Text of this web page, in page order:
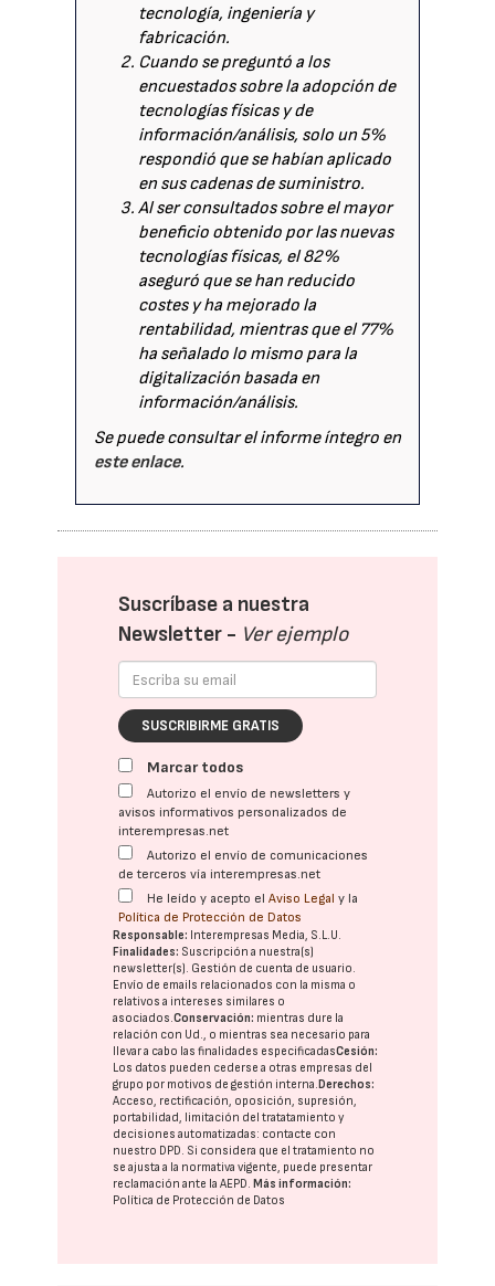
tecnología, ingeniería y
fabricación.
Cuando se preguntó a los
encuestados sobre la adopción de
tecnologías físicas y de
información/análisis, solo un 5%
respondió que se habían aplicado
en sus cadenas de suministro.
Al ser consultados sobre el mayor
beneficio obtenido por las nuevas
tecnologías físicas, el 82%
aseguró que se han reducido
costes y ha mejorado la
rentabilidad, mientras que el 77%
ha señalado lo mismo para la
digitalización basada en
información/análisis.
Se puede consultar el informe íntegro en
este enlace.
Suscríbase a nuestra
Newsletter - Ver ejemplo
SUSCRIBIRME GRATIS
Marcar todos
Autorizo el envío de newsletters y
avisos informativos personalizados de
interempresas.net
Autorizo el envío de comunicaciones
de terceros vía interempresas.net
He leído y acepto elAviso Legal y la
Política de Protección de Datos
Responsable: Interempresas Media, S.L.U.
Finalidades: Suscripción a nuestra(s)
newsletter(s). Gestión de cuenta de usuario.
Envío de emails relacionados con la misma o
relativos a intereses similares o
asociados.Conservación: mientras dure la
relación con Ud., o mientras sea necesario para
llevar a cabo las finalidades especificadasCesión:
Los datos pueden cederse a otras empresas del
grupo por motivos de gestión interna. Derechos:
Acceso, rectificación, oposición, supresión,
portabilidad, limitación del tratatamiento y
decisiones automatizadas: contacte con
nuestro DPD. Si considera que el tratamiento no
se ajusta a la normativa vigente, puede presentar
reclamación ante laAEPD. Más información:
Política de Protección de Datos